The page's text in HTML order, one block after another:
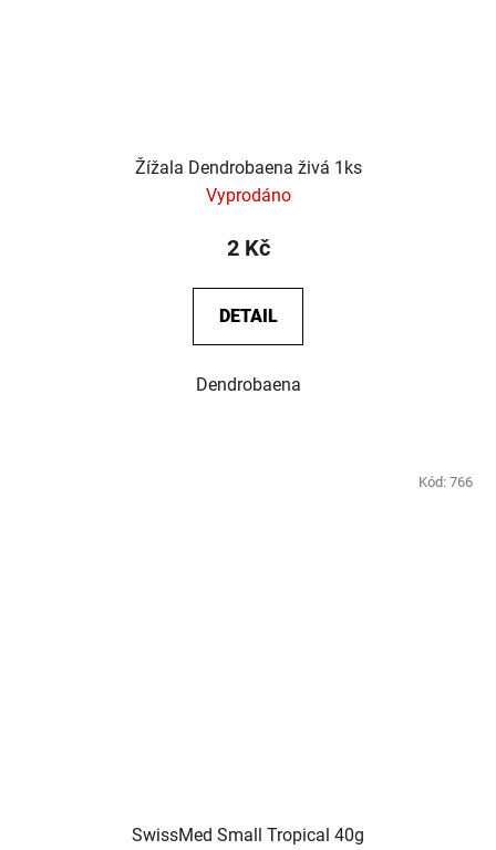
Žížala Dendrobaena živá 1ks
Vyprodáno
2 Kč
DETAIL
Dendrobaena
SwissMed Small Tropical 40g
Kód: 766